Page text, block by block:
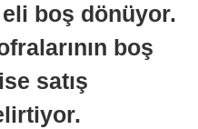
eli boş dönüyor.
boş
satış